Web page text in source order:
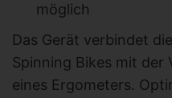
möglich
Das Gerät verbindet
Spinning Bikes mit der
eines Ergometers.